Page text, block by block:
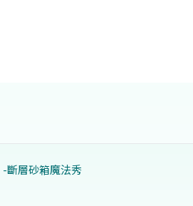
斷層砂箱魔法秀